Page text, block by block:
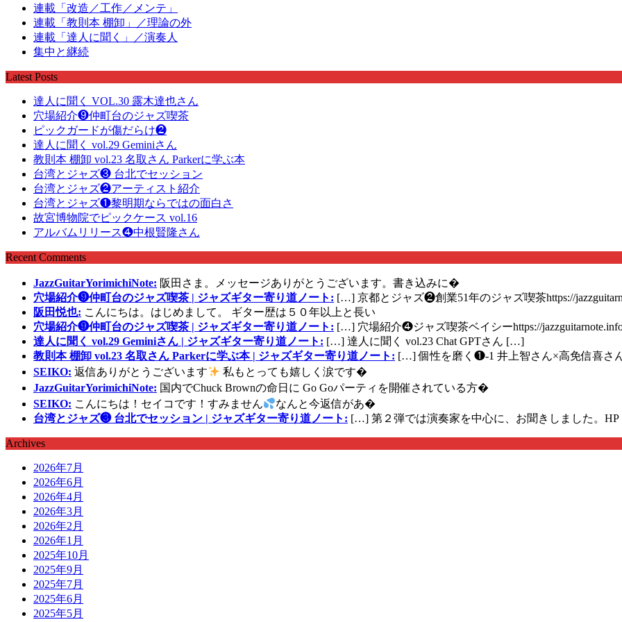
連載「改造／工作／メンテ」
連載「教則本 棚卸」／理論の外
連載「達人に聞く」／演奏人
集中と継続
Latest Posts
達人に聞く VOL.30 露木達也さん
穴場紹介❾仲町台のジャズ喫茶
ピックガードが傷だらけ❷
達人に聞く vol.29 Geminiさん
教則本 棚卸 vol.23 名取さん Parkerに学ぶ本
台湾とジャズ❸ 台北でセッション
台湾とジャズ❷アーティスト紹介
台湾とジャズ❶黎明期ならではの面白さ
故宮博物院でピックケース vol.16
アルバムリリース❹中根賢隆さん
Recent Comments
JazzGuitarYorimichiNote: 阪田さま。メッセージありがとうございます。書き込みに�
穴場紹介❾仲町台のジャズ喫茶 | ジャズギター寄り道ノート: […] 京都とジャズ❷創業51年のジャズ喫茶https://
阪田悦也: こんにちは。はじめまして。 ギター歴は５０年以上と長い
穴場紹介❾仲町台のジャズ喫茶 | ジャズギター寄り道ノート: […] 穴場紹介❹ジャズ喫茶ベイシーhttps://
達人に聞く vol.29 Geminiさん | ジャズギター寄り道ノート: […] 達人に聞く vol.23 Chat GPTさん […]
教則本 棚卸 vol.23 名取さん Parkerに学ぶ本 | ジャズギター寄り道ノート: […] 個性を磨く❶-1 井上智さん×高免信喜さん
SEIKO: 返信ありがとうございます
私もとっても嬉しく涙です�
JazzGuitarYorimichiNote: 国内でChuck Brownの命日に Go Goパーティを開催されている方�
SEIKO: こんにちは！セイコです！すみません
なんと今返信があ�
台湾とジャズ❸ 台北でセッション | ジャズギター寄り道ノート: […] 第２弾では演奏家を中心に、お聞きしました。
Archives
2026年7月
2026年6月
2026年4月
2026年3月
2026年2月
2026年1月
2025年10月
2025年9月
2025年7月
2025年6月
2025年5月